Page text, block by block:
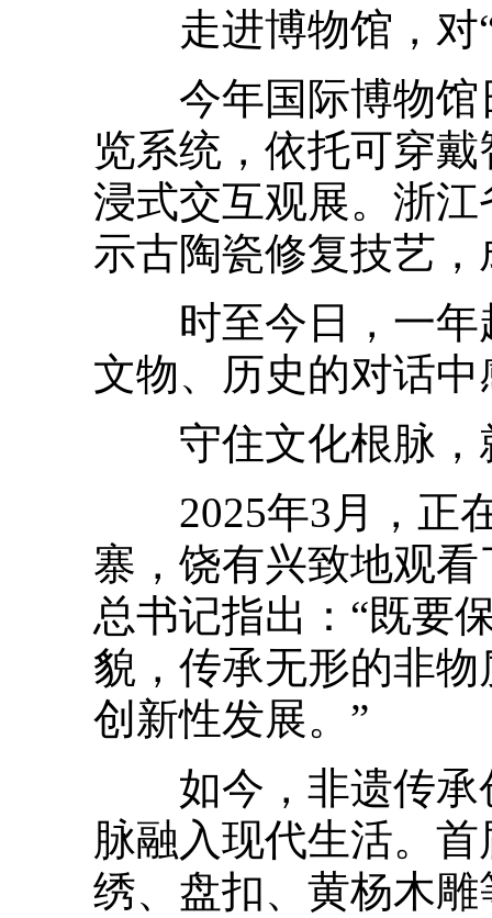
走进博物馆，对“
今年国际博物馆
览系统，依托可穿
浸式交互观展。浙
示古陶瓷修复技艺
时至今日，一年
文物、历史的对话
守住文化根脉，
2025年3月，正在
寨，饶有兴致地观
总书记指出：“既要
貌，传承无形的非
创新性发展。”
如今，非遗传承
脉融入现代生活。
绣、盘扣、黄杨木